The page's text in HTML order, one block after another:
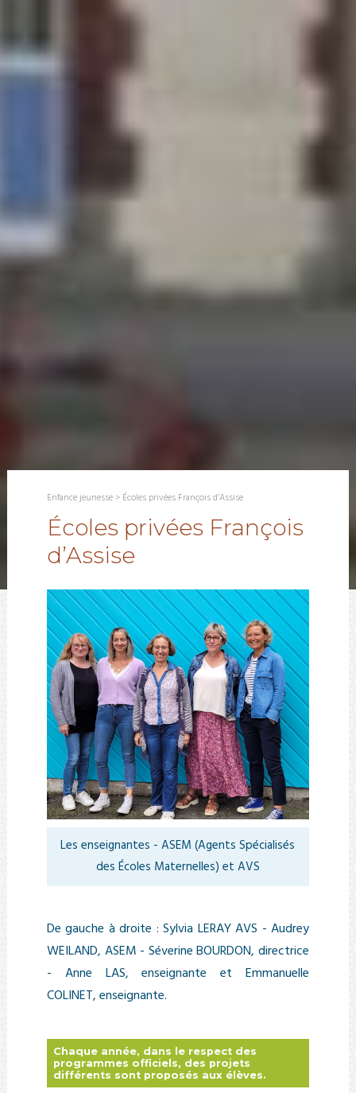
Enfance jeunesse > Écoles privées François d’Assise
Écoles privées François
d’Assise
Les enseignantes - ASEM (Agents Spécialisés
des Écoles Maternelles) et AVS
De gauche à droite : Sylvia LERAY AVS - Audrey
WEILAND, ASEM - Séverine BOURDON, directrice
- Anne LAS, enseignante et Emmanuelle
COLINET, enseignante.
Chaque année, dans le respect des
programmes officiels, des projets
différents sont proposés aux élèves.